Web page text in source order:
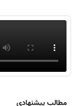
مطالب پیشنهادی